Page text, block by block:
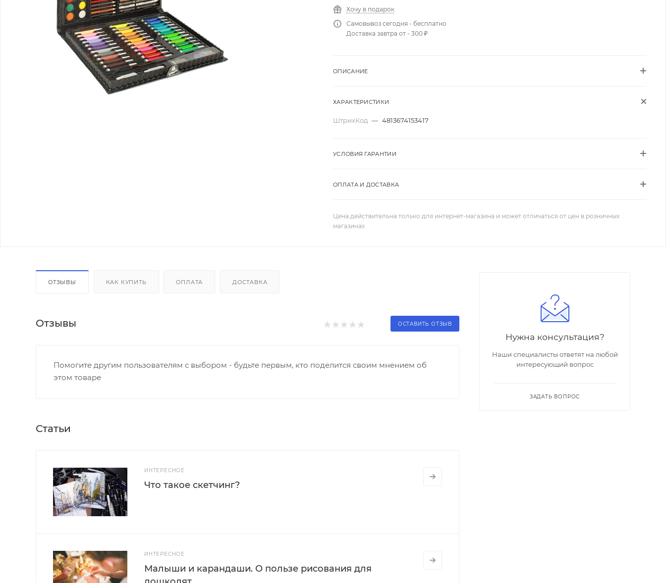
Хочу в подарок
Самовывоз сегодня - бесплатно
Доставка завтра от - 300 ₽
ОПИСАНИЕ
ХАРАКТЕРИСТИКИ
ШтрихКод — 4813674153417
УСЛОВИЯ ГАРАНТИИ
ОПЛАТА И ДОСТАВКА
Цена действительна только для интернет-магазина и может отличаться от цен в розничных
магазинах
ОТЗЫВЫ КАК КУПИТЬ ОПЛАТА ДОСТАВКА
Отзывы ОСТАВИТЬ ОТЗЫВ
Помогите другим пользователям с выбором - будьте первым, кто поделится своим мнением об
этом товаре
Статьи
ИНТЕРЕСНОЕ
Что такое скетчинг?
ИНТЕРЕСНОЕ
Малыши и карандаши. О пользе рисования для
Нужна консультация?
Наши специалисты ответят на любой
интересующий вопрос
ЗАДАТЬ ВОПРОС